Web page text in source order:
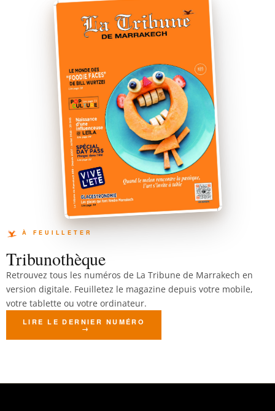
Tribunothèque
Retrouvez tous les numéros de La Tribune de Marrakech en
version digitale. Feuilletez le magazine depuis votre mobile,
votre tablette ou votre ordinateur.
LIRE LE DERNIER NUMÉRO